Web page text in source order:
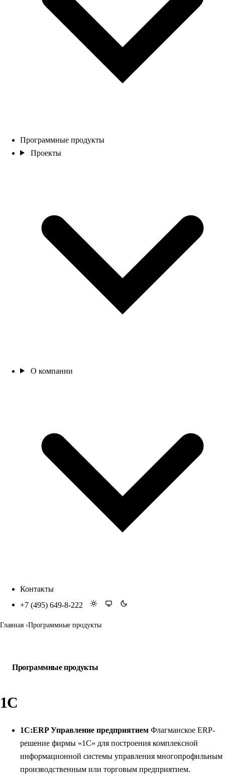
Программные продукты
Проекты
О компании
Контакты
+7 (495) 649-8-222
Главная Программные продукты
Программные продукты
1С
1С:ERP Управление предприятием Флагманское ERP-
решение фирмы «1С» для построения комплексной
информационной системы управления многопрофильным
производственным или торговым предприятием.